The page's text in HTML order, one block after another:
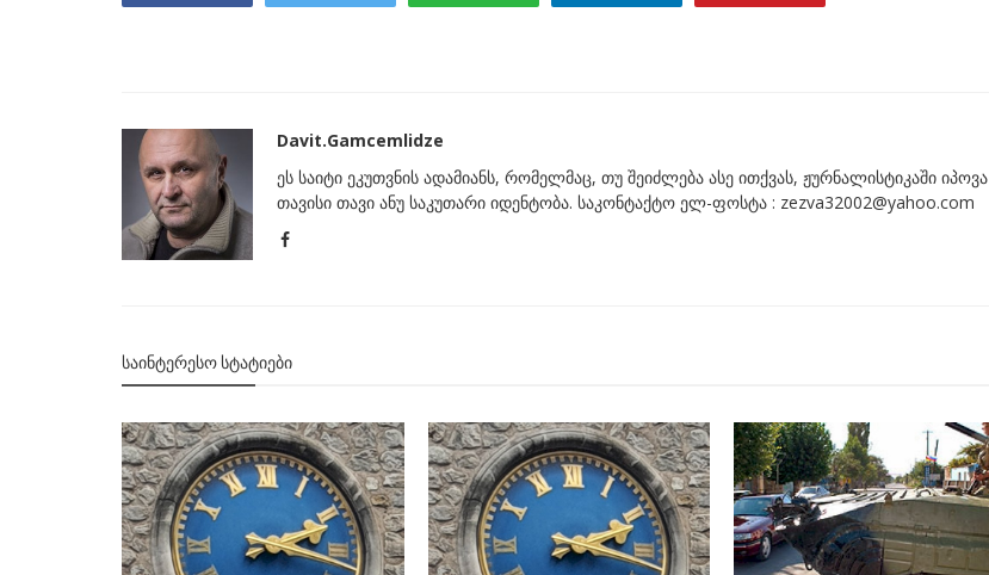
Davit.Gamcemlidze
ეს საიტი ეკუთვნის ადამიანს, რომელმაც, თუ შეიძლება ასე ითქვას, ჟურნალისტიკაში იპოვა
თავისი თავი ანუ საკუთარი იდენტობა. საკონტაქტო ელ-ფოსტა : zezva32002@yahoo.com
ᲡᲐᲘᲜᲢᲔᲠᲔᲡᲝ ᲡᲢᲐᲢᲘᲔᲑᲘ